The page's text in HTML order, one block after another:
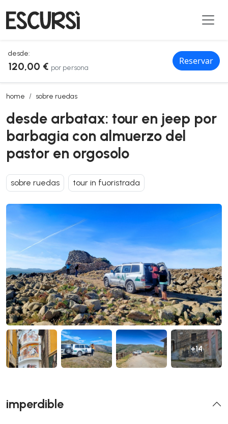
desde:
120,00 € por persona
Reservar
home sobre ruedas
desde arbatax: tour en jeep por barbagia con almuerzo del pastor
desde arbatax: tour en jeep por
barbagia con almuerzo del
pastor en orgosolo
sobre ruedas tour in fuoristrada
+14
imperdible